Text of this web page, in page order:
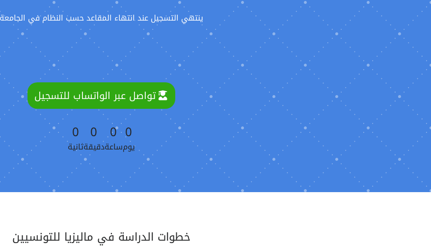
ينتهي التسجيل عند انتهاء المقاعد حسب النظام في الجامعة
تواصل عبر الواتساب للتسجيل
0
يوم
0
ساعة
0
دقيقة
0
ثانية
خطوات الدراسة في ماليزيا للتونسيين